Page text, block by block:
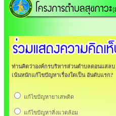
ท่านคิดว่าองค์กรบริหารส่วนตำบลดอนแสลบ
เน้นหนักแก้ไขปัญหาเรื่องใดเป็น อันดับแรก?
แก้ไขปัญหายาเสพติด
แก้ไขปัญหาสิ่งแวดล้อม